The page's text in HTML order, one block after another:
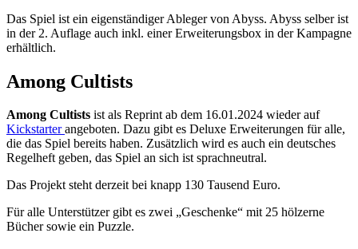
Das Spiel ist ein eigenständiger Ableger von Abyss. Abyss selber ist
in der 2. Auflage auch inkl. einer Erweiterungsbox in der Kampagne
erhältlich.
Among Cultists
Among Cultists ist als Reprint ab dem 16.01.2024 wieder auf
Kickstarterangeboten. Dazu gibt es Deluxe Erweiterungen für alle,
die das Spiel bereits haben. Zusätzlich wird es auch ein deutsches
Regelheft geben, das Spiel an sich ist sprachneutral.
Das Projekt steht derzeit bei knapp 130 Tausend Euro.
Für alle Unterstützer gibt es zwei „Geschenke“ mit 25 hölzerne
Bücher sowie ein Puzzle.